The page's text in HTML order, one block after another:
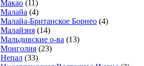
Макао (11)
Малайа (4)
Малайа-Британское Борнео (4)
Малайзия (14)
Мальдивские о-ва (13)
Монголия (23)
Непал (33)